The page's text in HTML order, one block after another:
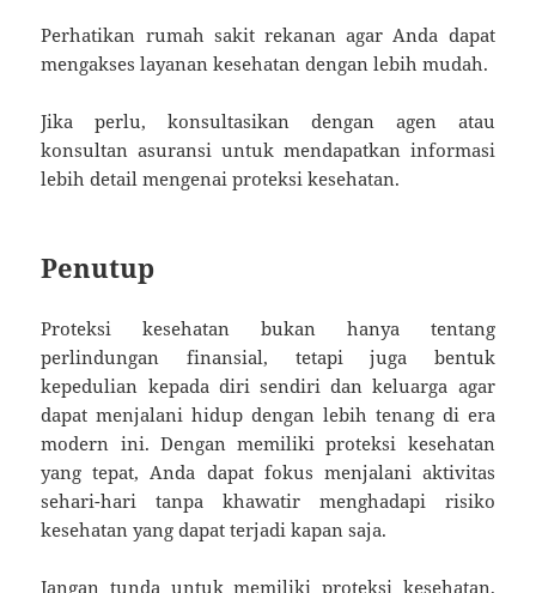
Perhatikan rumah sakit rekanan agar Anda dapat
mengakses layanan kesehatan dengan lebih mudah.
Jika perlu, konsultasikan dengan agen atau
konsultan asuransi untuk mendapatkan informasi
lebih detail mengenai proteksi kesehatan.
Penutup
Proteksi kesehatan bukan hanya tentang
perlindungan finansial, tetapi juga bentuk
kepedulian kepada diri sendiri dan keluarga agar
dapat menjalani hidup dengan lebih tenang di era
modern ini. Dengan memiliki proteksi kesehatan
yang tepat, Anda dapat fokus menjalani aktivitas
sehari-hari tanpa khawatir menghadapi risiko
kesehatan yang dapat terjadi kapan saja.
Jangan tunda untuk memiliki proteksi kesehatan,